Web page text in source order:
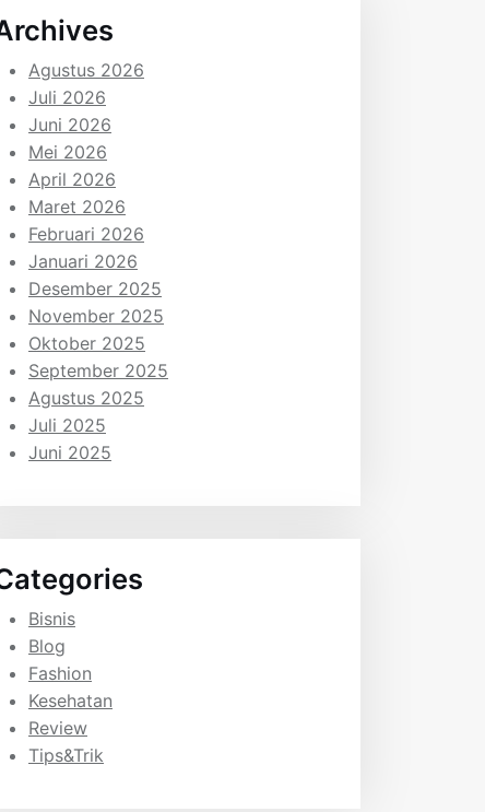
Agustus 2026
Juli 2026
Juni 2026
Mei 2026
April 2026
Maret 2026
Februari 2026
Januari 2026
Desember 2025
November 2025
Oktober 2025
September 2025
Agustus 2025
Juli 2025
Juni 2025
Bisnis
Blog
Fashion
Kesehatan
Review
Tips&Trik